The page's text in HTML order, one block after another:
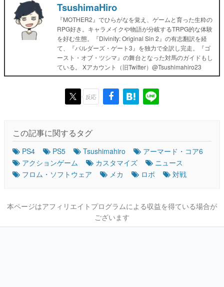
TsushimaHiro
『MOTHER2』でひらがなを覚え、ゲームと育った生粋の
RPG好き。キャラメイクや物語が分岐するTRPG的な体験
を好む生態。『Divinity: Original Sin 2』の有志翻訳を経
て、『バルダーズ・ゲート3』を独力で全訳し完走。『ゴ
ースト・オブ・ツシマ』の舞台となった対馬のガイドもし
ている。 Xアカウント（旧Twitter）@Tsushimahiro23
反応
この記事に関するタグ
PS4 PS5 Tsushimahiro
アーマード・コア6
アクションゲーム
カスタマイズ
ニュース
フロム・ソフトウェア
メカ ロボ 対戦
本ページはアフィリエイトプログラムによる収益を得ている場合が
ございます